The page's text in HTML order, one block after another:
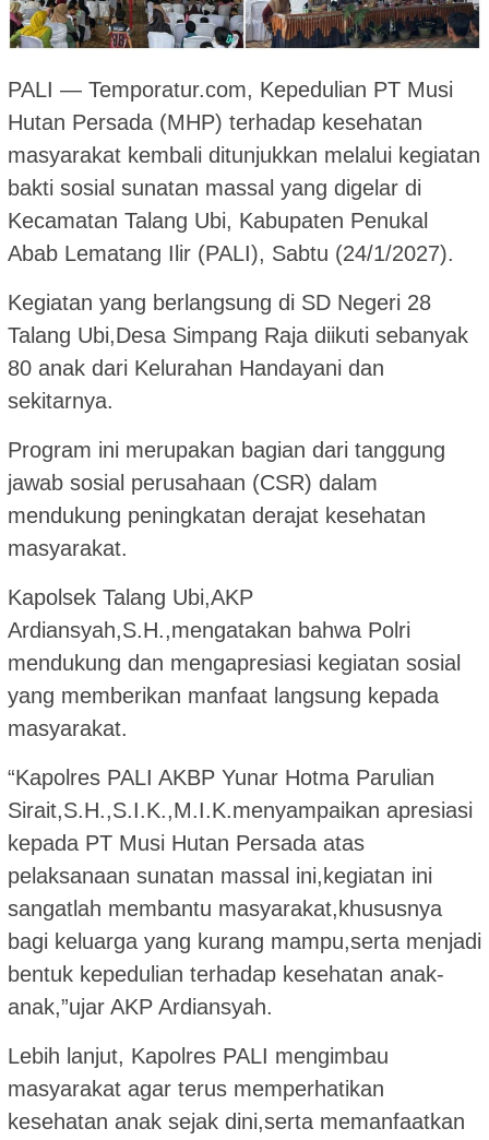
PALI — Temporatur.com, Kepedulian PT Musi
Hutan Persada (MHP) terhadap kesehatan
masyarakat kembali ditunjukkan melalui kegiatan
bakti sosial sunatan massal yang digelar di
Kecamatan Talang Ubi, Kabupaten Penukal
Abab Lematang Ilir (PALI), Sabtu (24/1/2027).
Kegiatan yang berlangsung di SD Negeri 28
Talang Ubi,Desa Simpang Raja diikuti sebanyak
80 anak dari Kelurahan Handayani dan
sekitarnya.
Program ini merupakan bagian dari tanggung
jawab sosial perusahaan (CSR) dalam
mendukung peningkatan derajat kesehatan
masyarakat.
Kapolsek Talang Ubi,AKP
Ardiansyah,S.H.,mengatakan bahwa Polri
mendukung dan mengapresiasi kegiatan sosial
yang memberikan manfaat langsung kepada
masyarakat.
“Kapolres PALI AKBP Yunar Hotma Parulian
Sirait,S.H.,S.I.K.,M.I.K.menyampaikan apresiasi
kepada PT Musi Hutan Persada atas
pelaksanaan sunatan massal ini,kegiatan ini
sangatlah membantu masyarakat,khususnya
bagi keluarga yang kurang mampu,serta menjadi
bentuk kepedulian terhadap kesehatan anak-
anak,”ujar AKP Ardiansyah.
Lebih lanjut, Kapolres PALI mengimbau
masyarakat agar terus memperhatikan
kesehatan anak sejak dini,serta memanfaatkan